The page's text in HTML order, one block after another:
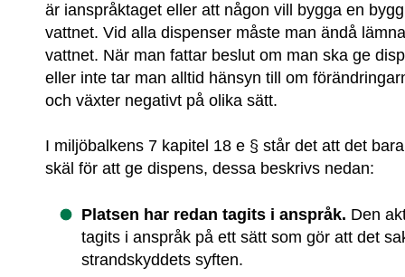
är ianspråktaget eller att någon vill bygga en
vattnet. Vid alla dispenser måste man ändå
vattnet. När man fattar beslut om man ska ge
eller inte tar man alltid hänsyn till om
och växter negativt på olika sätt.
I miljöbalkens 7 kapitel 18 e § står det att det
skäl för att ge dispens, dessa beskrivs nedan:
Platsen har redan tagits i anspråk. Den
tagits i anspråk på ett sätt som gör att det
strandskyddets syften.